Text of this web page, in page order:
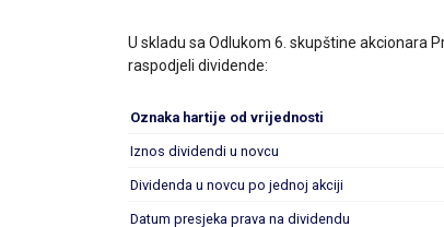
U skladu sa Odlukom 6. skupštine akcionara
raspodjeli dividende:
Oznaka hartije od vrijednosti
Iznos dividendi u novcu
Dividenda u novcu po jednoj akciji
Datum presjeka prava na dividendu